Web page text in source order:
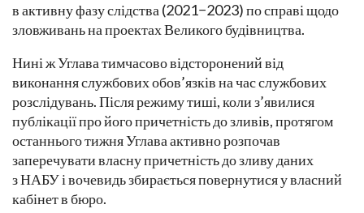
в активну фазу слідства (2021−2023) по справі щодо
зловживань на проектах Великого будівництва.
Нині ж Углава тимчасово відсторонений від
виконання службових обов’язків на час службових
розслідувань. Після режиму тиші, коли з’явилися
публікації про його причетність до зливів, протягом
останнього тижня Углава активно розпочав
заперечувати власну причетність до зливу даних
з НАБУ і вочевидь збирається повернутися у власний
кабінет в бюро.